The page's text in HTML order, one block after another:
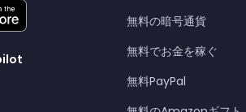
無料の暗号通貨
無料でお金を稼ぐ
無料PayPal